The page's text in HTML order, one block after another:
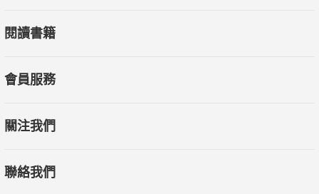
閱讀書籍
會員服務
關注我們
聯絡我們